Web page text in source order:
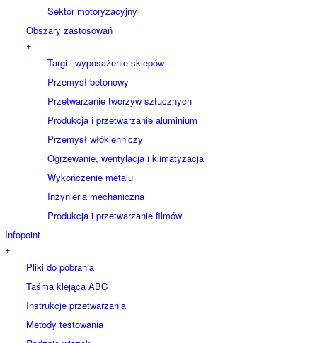
Sektor motoryzacyjny
Obszary zastosowań
+
Targi i wyposażenie sklepów
Przemysł betonowy
Przetwarzanie tworzyw sztucznych
Produkcja i przetwarzanie aluminium
Przemysł włókienniczy
Ogrzewanie, wentylacja i klimatyzacja
Wykończenie metalu
Inżynieria mechaniczna
Produkcja i przetwarzanie filmów
Infopoint
+
Pliki do pobrania
Taśma klejąca ABC
Instrukcje przetwarzania
Metody testowania